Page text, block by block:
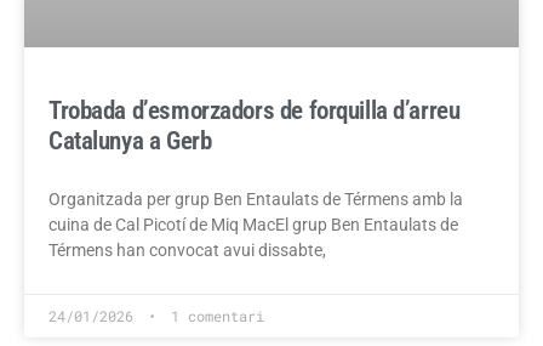
Trobada d’esmorzadors de forquilla d’arreu
Catalunya a Gerb
Organitzada per grup Ben Entaulats de Térmens amb la
cuina de Cal Picotí de Miq MacEl grup Ben Entaulats de
Térmens han convocat avui dissabte,
24/01/2026 1 comentari